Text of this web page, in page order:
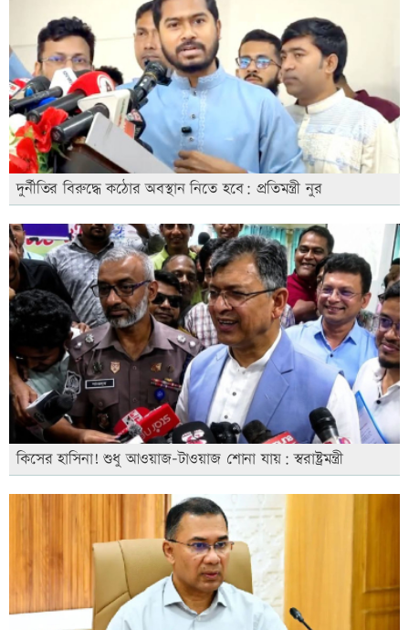
দুর্নীতির বিরুদ্ধে কঠোর অবস্থান নিতে হবে: প্রতিমন্ত্রী নুর
কিসের হাসিনা! শুধু আওয়াজ-টাওয়াজ শোনা যায়: স্বরাষ্ট্রমন্ত্রী